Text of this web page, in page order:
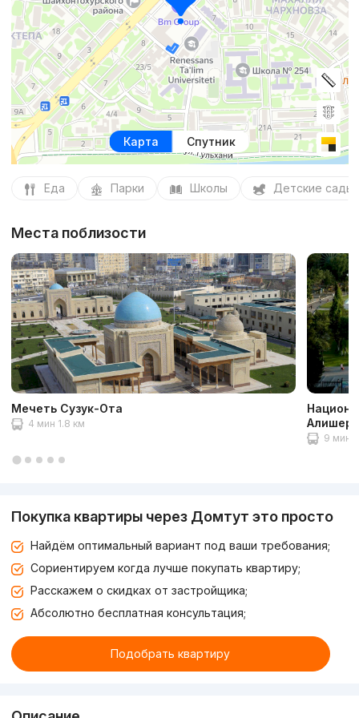
Карта Спутник
Еда Парки Школы Детские сады
Места поблизости
Мечеть Сузук-Ота
4 мин 1.8 км
9 мин
Покупка квартиры через Домтут это просто
Найдём оптимальный вариант под ваши требования;
Сориентируем когда лучше покупать квартиру;
Расскажем о скидках от застройщика;
Абсолютно бесплатная консультация;
Подобрать квартиру